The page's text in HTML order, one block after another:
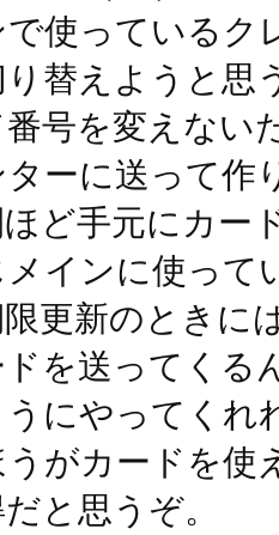
で使っているク
り替えようと思
番号を変えない
ターに送って作
ほど手元にカー
インに使って
更新のときに
ドを送ってくる
うにやってくれ
うがカードを使
と思うぞ。